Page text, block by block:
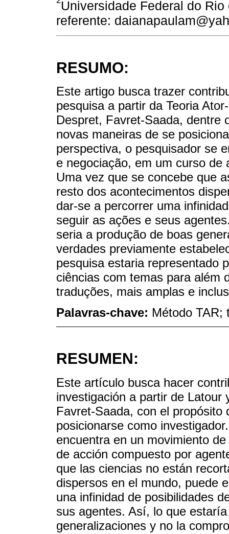
Universidade Federal do
referente:
RESUMO:
Este artigo busca trazer
pesquisa a partir da Teoria
Despret, Favret-Saada, dentre
novas maneiras de se
perspectiva, o pesquisador se
e negociação, em um curso
Uma vez que se concebe que
resto dos acontecimentos
dar-se a percorrer uma
seguir as ações e seus
seria a produção de boas
verdades previamente
pesquisa estaria representado
ciências com temas para além
traduções, mais amplas e
Palavras-chave: Método TAR;
RESUMEN:
Este artículo busca hacer
investigación a partir de
Favret-Saada, con el
posicionarse como
encuentra en un movimiento
de acción compuesto por
que las ciencias no están
dispersos en el mundo, puede
una infinidad de posibilidades
sus agentes. Así, lo que
generalizaciones y no la